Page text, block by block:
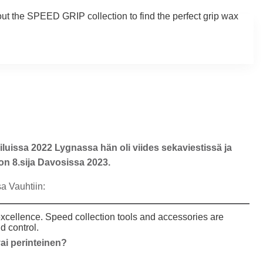
the SPEED GRIP collection to find the perfect grip wax
Speed collection tools and accessories are
control.
2022 Lygnassa hän oli viides sekaviestissä ja
8.sija Davosissa 2023.
Vauhtiin:
perinteinen?